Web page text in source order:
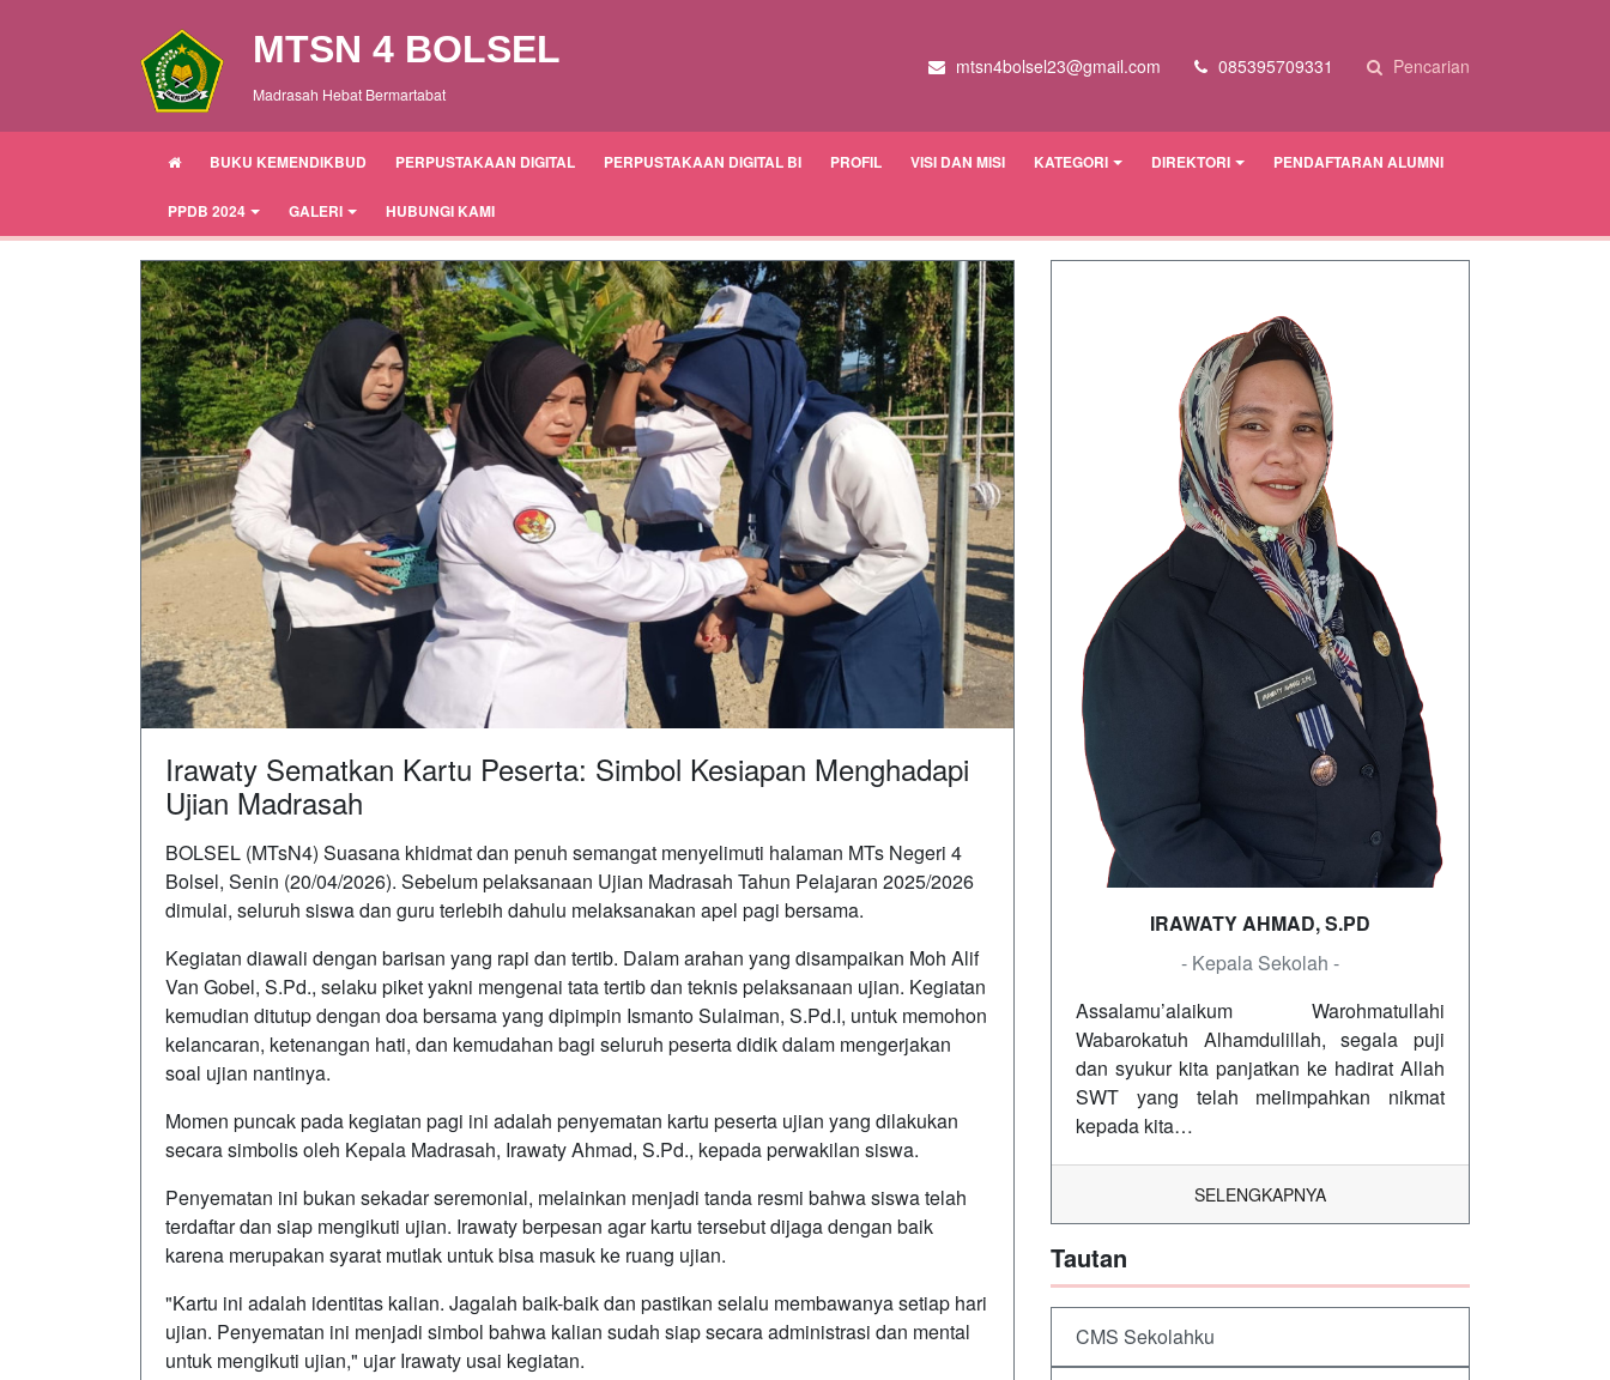
MTSN 4 BOLSEL
Madrasah Hebat Bermartabat
mtsn4bolsel23@gmail.com 085395709331 Pencarian
BUKU KEMENDIKBUD PERPUSTAKAAN DIGITAL PERPUSTAKAAN DIGITAL BI PROFIL VISI DAN MISI KATEGORI DIREKTORI PENDAFTARAN ALUMNI
PPDB 2024 GALERI HUBUNGI KAMI
Irawaty Sematkan Kartu Peserta: Simbol Kesiapan Menghadapi
Ujian Madrasah
BOLSEL (MTsN4) Suasana khidmat dan penuh semangat menyelimuti halaman MTs Negeri 4
Bolsel, Senin (20/04/2026). Sebelum pelaksanaan Ujian Madrasah Tahun Pelajaran 2025/2026
dimulai, seluruh siswa dan guru terlebih dahulu melaksanakan apel pagi bersama.
Kegiatan diawali dengan barisan yang rapi dan tertib. Dalam arahan yang disampaikan Moh Alif
Van Gobel, S.Pd., selaku piket yakni mengenai tata tertib dan teknis pelaksanaan ujian. Kegiatan
kemudian ditutup dengan doa bersama yang dipimpin Ismanto Sulaiman, S.Pd.I, untuk memohon
kelancaran, ketenangan hati, dan kemudahan bagi seluruh peserta didik dalam mengerjakan
soal ujian nantinya.
Momen puncak pada kegiatan pagi ini adalah penyematan kartu peserta ujian yang dilakukan
secara simbolis oleh Kepala Madrasah, Irawaty Ahmad, S.Pd., kepada perwakilan siswa.
Penyematan ini bukan sekadar seremonial, melainkan menjadi tanda resmi bahwa siswa telah
terdaftar dan siap mengikuti ujian. Irawaty berpesan agar kartu tersebut dijaga dengan baik
karena merupakan syarat mutlak untuk bisa masuk ke ruang ujian.
"Kartu ini adalah identitas kalian. Jagalah baik-baik dan pastikan selalu membawanya setiap hari
ujian. Penyematan ini menjadi simbol bahwa kalian sudah siap secara administrasi dan mental
untuk mengikuti ujian," ujar Irawaty usai kegiatan.
IRAWATY AHMAD, S.PD
- Kepala Sekolah -
Assalamu’alaikum Warohmatullahi
Wabarokatuh Alhamdulillah, segala puji
dan syukur kita panjatkan ke hadirat Allah
SWT yang telah melimpahkan nikmat
kepada kita…
SELENGKAPNYA
Tautan
CMS Sekolahku